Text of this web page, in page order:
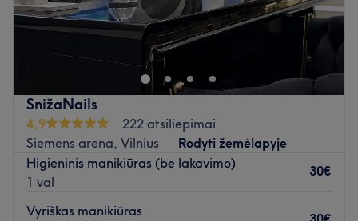
SnižaNails
4,9
222 atsiliepimai
Siemens arena, Vilnius
Rodyti žemėlapyje
Higieninis manikiūras (be lakavimo)
1 val
30€
Vyriškas manikiūras